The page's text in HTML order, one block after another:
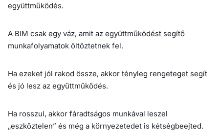
együttműködés.
A BIM csak egy váz, amit az együttműködést segítő
munkafolyamatok öltöztetnek fel.
Ha ezeket jól rakod össze, akkor tényleg rengeteget segít
és jó lesz az együttműködés.
Ha rosszul, akkor fáradtságos munkával leszel
„eszköztelen” és még a környezetedet is kétségbeejted.